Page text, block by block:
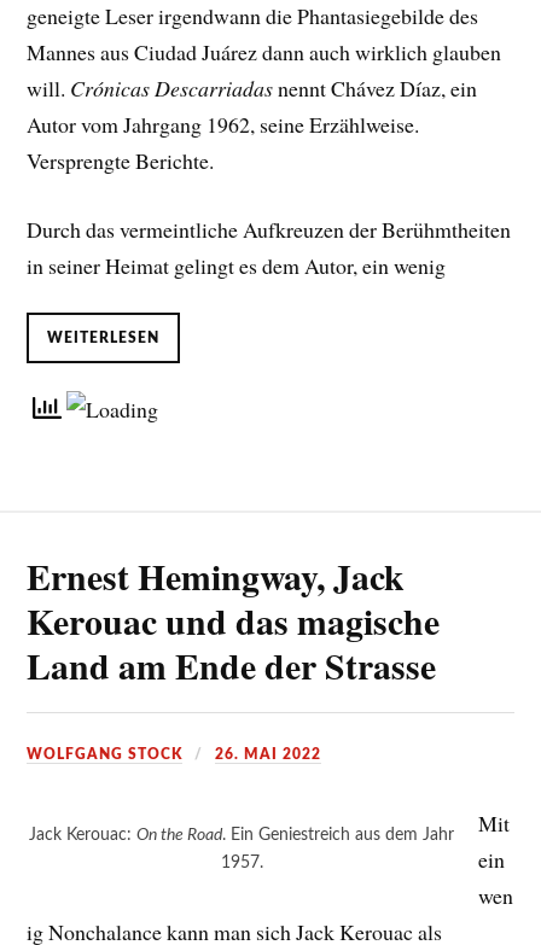
geneigte Leser irgendwann die Phantasiegebilde des
Mannes aus Ciudad Juárez dann auch wirklich glauben
will. Crónicas Descarriadasnennt Chávez Díaz, ein
Autor vom Jahrgang 1962, seine Erzählweise.
Versprengte Berichte.
Durch das vermeintliche Aufkreuzen der Berühmtheiten
in seiner Heimat gelingt es dem Autor, ein wenig
WEITERLESEN
Ernest Hemingway, Jack
Kerouac und das magische
Land am Ende der Strasse
WOLFGANG STOCK 26. MAI 2022
Jack Kerouac:On the Road. Ein Geniestreich aus dem Jahr
1957.
Mit
ein
wen
ig Nonchalance kann man sich Jack Kerouac als